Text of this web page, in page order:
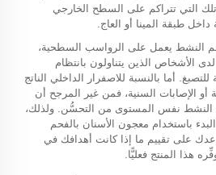
التي تتراكم على السطح الخارجي
طبقة المينا أو العاج.
النشط يعمل على الرواسب السطحية،
الأشخاص الذين يتناولون بانتظام
أما بالنسبة للاصفرار الداخلي الناتج
أو الإصابات السنية، فمن غير المرجح أن
النشط نفس المستوى من التحسُّن. ولذلك،
باستخدام معجون الأسنان بالفحم
على تقييم ما إذا كانت أهدافك في
هذا المنتج فعليًّا.